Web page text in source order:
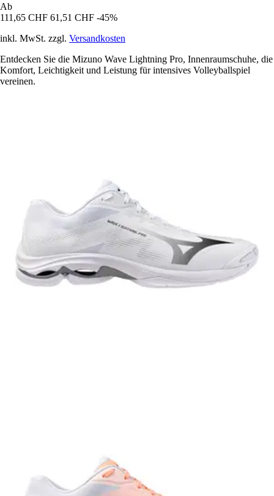
Ab
111,65 CHF 61,51 CHF -45%
inkl. MwSt. zzgl. Versandkosten
Entdecken Sie die Mizuno Wave Lightning Pro, Innenraumschuhe, die
Komfort, Leichtigkeit und Leistung für intensives Volleyballspiel
vereinen.